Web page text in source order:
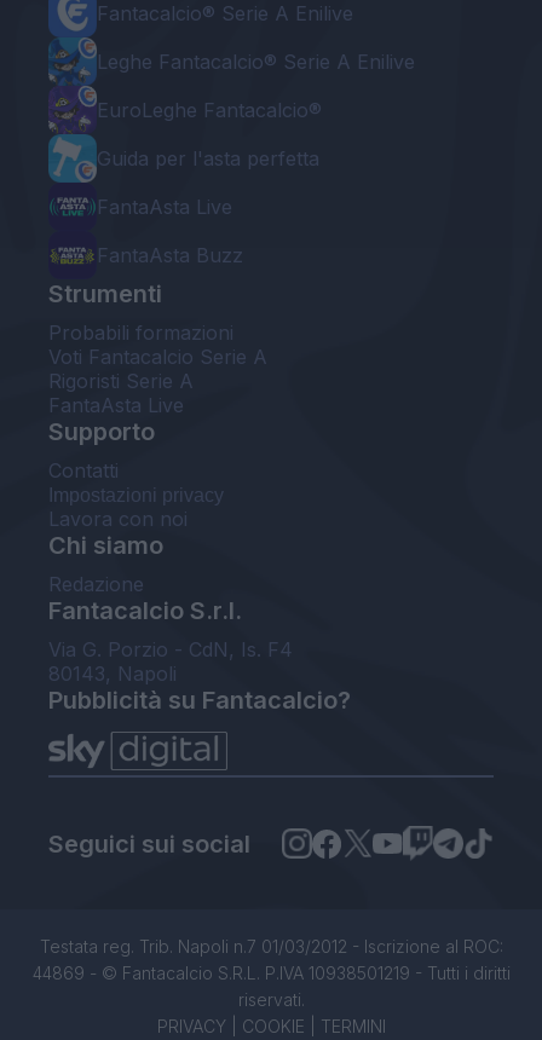
Fantacalcio® Serie A Enilive
Leghe Fantacalcio® Serie A Enilive
EuroLeghe Fantacalcio®
Guida per l'asta perfetta
FantaAsta Live
FantaAsta Buzz
Strumenti
Probabili formazioni
Voti Fantacalcio Serie A
Rigoristi Serie A
FantaAsta Live
Supporto
Contatti
Impostazioni privacy
Lavora con noi
Chi siamo
Redazione
Fantacalcio S.r.l.
Via G. Porzio - CdN, Is. F4
80143, Napoli
Pubblicità su Fantacalcio?
Seguici sui social
Testata reg. Trib. Napoli n.7 01/03/2012 - Iscrizione al ROC:
44869 - © Fantacalcio S.R.L. P.IVA 10938501219 - Tutti i diritti
riservati.
PRIVACY| COOKIE TERMINI